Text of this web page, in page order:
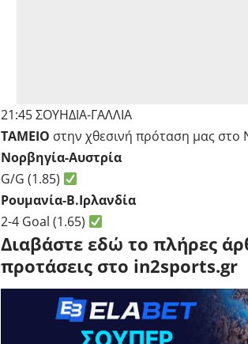
21:45 ΣΟΥΗΔΙΑ-ΓΑΛΛΙΑ
ΤΑΜΕΙΟ στην χθεσινή πρόταση μας στο
Νορβηγία-Αυστρία
G/G (1.85)
Ρουμανία-Β.Ιρλανδία
2-4 Goal (1.65)
Διαβάστε εδώ το πλήρες
προτάσεις στο in2sports.gr